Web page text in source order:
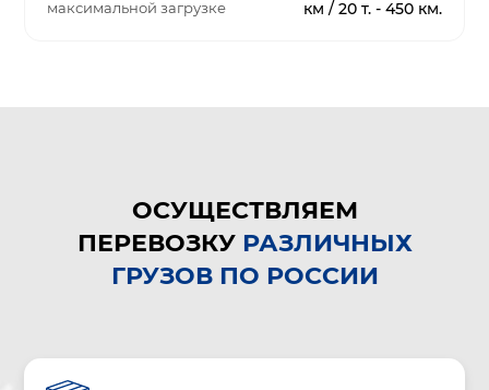
максимальной загрузке
км / 20 т. - 450 км.
ОСУЩЕСТВЛЯЕМ
ПЕРЕВОЗКУРАЗЛИЧНЫХ
ГРУЗОВ ПО РОССИИ